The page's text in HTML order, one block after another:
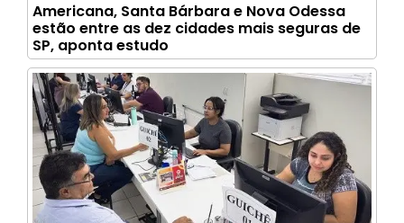
Americana, Santa Bárbara e Nova Odessa
estão entre as dez cidades mais seguras de
SP, aponta estudo